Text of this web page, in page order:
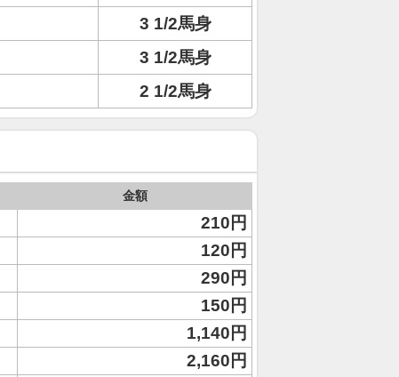
3 1/2馬身
3 1/2馬身
2 1/2馬身
金額
210円
120円
290円
150円
1,140円
2,160円